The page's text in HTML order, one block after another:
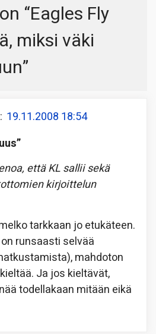
“Eagles Fly
miksi väki
”
19.11.2008 18:54
että KL sallii sekä
kirjoittelun
tarkkaan jo etukäteen.
runsaasti selvää
mahdoton
Ja jos kieltävät,
todellakaan mitään eikä